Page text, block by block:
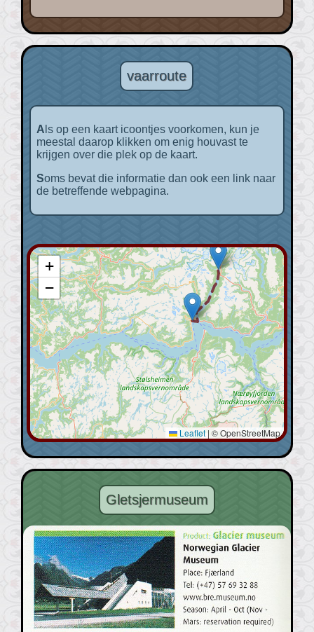
vaarroute
Als op een kaart icoontjes voorkomen, kun je
meestal daarop klikken om enig houvast te
krijgen over die plek op de kaart.
Soms bevat die informatie dan ook een link naar
de betreffende webpagina.
+
−
Leaflet | © OpenStreetMap
Gletsjermuseum